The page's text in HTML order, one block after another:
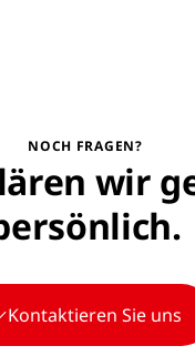
NOCH FRAGEN?
wir
Kontaktieren Sie uns